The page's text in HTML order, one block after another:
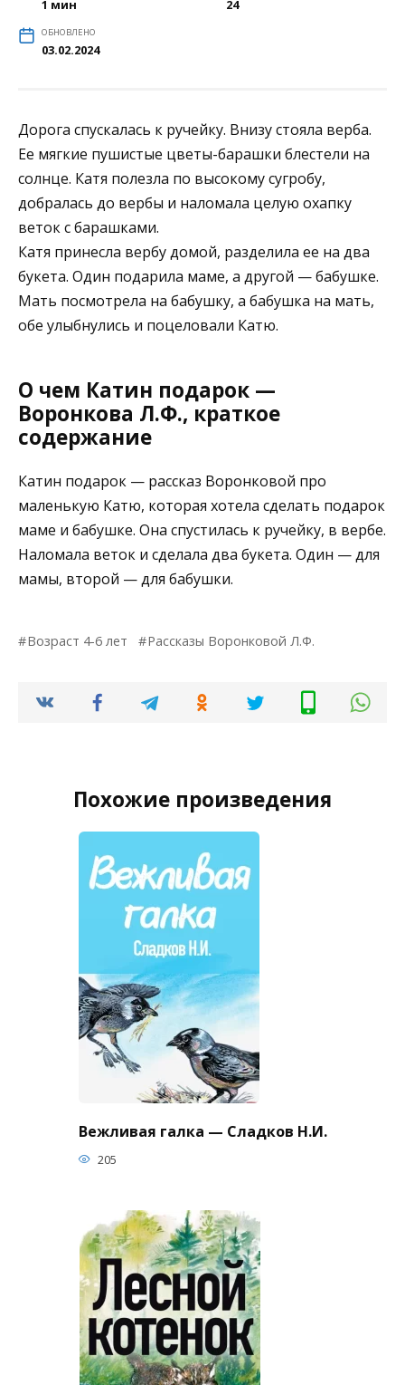
1 мин 24
ОБНОВЛЕНО
03.02.2024
Дорога спускалась к ручейку. Внизу стояла верба.
Ее мягкие пушистые цветы-барашки блестели на
солнце. Катя полезла по высокому сугробу,
добралась до вербы и наломала целую охапку
веток с барашками.
Катя принесла вербу домой, разделила ее на два
букета. Один подарила маме, а другой — бабушке.
Мать посмотрела на бабушку, а бабушка на мать,
обе улыбнулись и поцеловали Катю.
О чем Катин подарок —
Воронкова Л.Ф., краткое
содержание
Катин подарок — рассказ Воронковой про
маленькую Катю, которая хотела сделать подарок
маме и бабушке. Она спустилась к ручейку, в вербе.
Наломала веток и сделала два букета. Один — для
мамы, второй — для бабушки.
Возраст 4-6 лет Рассказы Воронковой Л.Ф.
Похожие произведения
Вежливая галка — Сладков Н.И.
205